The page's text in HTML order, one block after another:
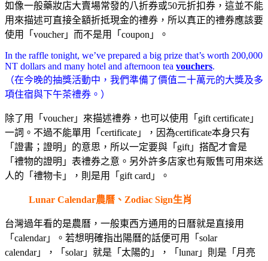
如像一般藥妝店大賣場常發的八折券或50元折扣券，這並不能
用來描述可直接全額折抵現金的禮券，所以真正的禮券應該要
使用「voucher」而不是用「coupon」。
In the raffle tonight, we’ve prepared a big prize that’s worth 200,000
NT dollars and many hotel and afternoon tea vouchers.
（在今晚的抽獎活動中，我們準備了價值二十萬元的大獎及多
項住宿與下午茶禮券。）
除了用「voucher」來描述禮券，也可以使用「gift certificate」
一詞。不過不能單用「certificate」，因為certificate本身只有
「證書；證明」的意思，所以一定要與「gift」搭配才會是
「禮物的證明」表禮券之意。另外許多店家也有販售可用來送
人的「禮物卡」，則是用「gift card」。
Lunar Calendar農曆、Zodiac Sign生肖
台灣過年看的是農曆，一般東西方通用的日曆就是直接用
「calendar」。若想明確指出陽曆的話便可用「solar
calendar」，「solar」就是「太陽的」，「lunar」則是「月亮